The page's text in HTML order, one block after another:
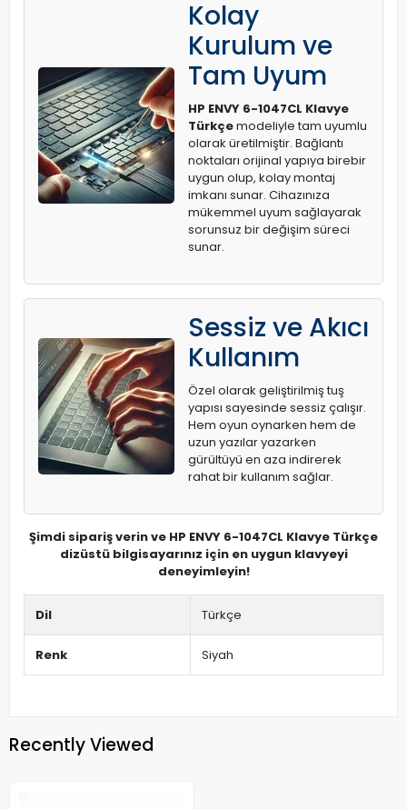
Kolay
Kurulum ve
Tam Uyum
HP ENVY 6-1047CL Klavye
Türkçemodeliyle tam uyumlu
olarak üretilmiştir. Bağlantı
noktaları orijinal yapıya birebir
uygun olup, kolay montaj
imkanı sunar. Cihazınıza
mükemmel uyum sağlayarak
sorunsuz bir değişim süreci
sunar.
Sessiz ve Akıcı
Kullanım
Özel olarak geliştirilmiş tuş
yapısı sayesinde sessiz çalışır.
Hem oyun oynarken hem de
uzun yazılar yazarken
gürültüyü en aza indirerek
rahat bir kullanım sağlar.
Şimdi sipariş verin ve HP ENVY 6-1047CL Klavye Türkçe
dizüstü bilgisayarınız için en uygun klavyeyi
deneyimleyin!
Dil Türkçe
Renk Siyah
Recently Viewed